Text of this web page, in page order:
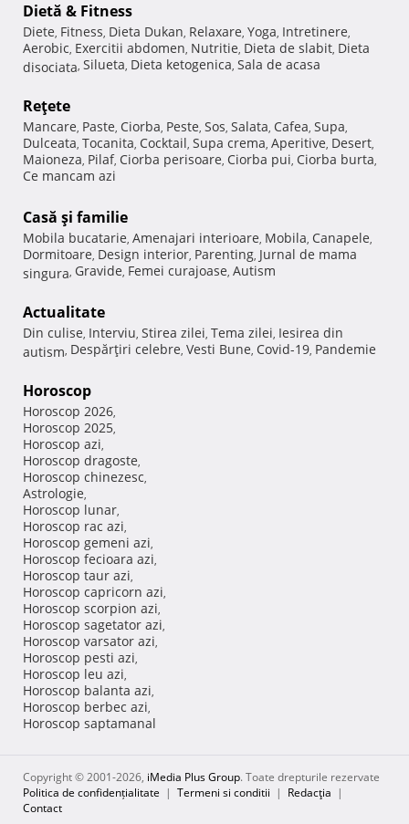
Dietă & Fitness
Diete, Fitness, Dieta Dukan, Relaxare, Yoga, Intretinere,
Aerobic, Exercitii abdomen, Nutritie, Dieta de slabit, Dieta
disociata, Silueta, Dieta ketogenica, Sala de acasa
Reţete
Mancare, Paste, Ciorba, Peste, Sos, Salata, Cafea, Supa,
Dulceata, Tocanita, Cocktail, Supa crema, Aperitive, Desert,
Maioneza, Pilaf, Ciorba perisoare, Ciorba pui, Ciorba burta,
Ce mancam azi
Casă şi familie
Mobila bucatarie, Amenajari interioare, Mobila, Canapele,
Dormitoare, Design interior, Parenting, Jurnal de mama
singura, Gravide, Femei curajoase, Autism
Actualitate
Din culise, Interviu, Stirea zilei, Tema zilei, Iesirea din
autism, Despărţiri celebre, Vesti Bune, Covid-19, Pandemie
Horoscop
Horoscop 2026,
Horoscop 2025,
Horoscop azi,
Horoscop dragoste,
Horoscop chinezesc,
Astrologie,
Horoscop lunar,
Horoscop rac azi,
Horoscop gemeni azi,
Horoscop fecioara azi,
Horoscop taur azi,
Horoscop capricorn azi,
Horoscop scorpion azi,
Horoscop sagetator azi,
Horoscop varsator azi,
Horoscop pesti azi,
Horoscop leu azi,
Horoscop balanta azi,
Horoscop berbec azi,
Horoscop saptamanal
Copyright © 2001-2026, iMedia Plus Group. Toate drepturile rezervate
Politica de confidențialitate | Termeni si conditii | Redacţia |
Contact